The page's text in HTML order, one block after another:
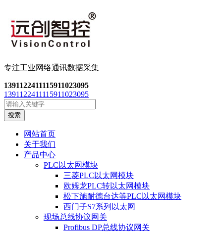
专注工业网络通讯数据采集
1391122411115911023095
1391122411115911023095
搜索
网站首页
关于我们
产品中心
PLC以太网模块
三菱PLC以太网模块
欧姆龙PLC转以太网模块
松下施耐德台达等PLC以太网模块
西门子S7系列以太网
现场总线协议网关
Profibus DP总线协议网关